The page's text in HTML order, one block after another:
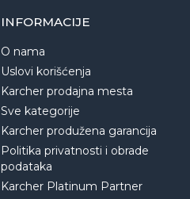
INFORMACIJE
O nama
Uslovi korišćenja
Karcher prodajna mesta
Sve kategorije
Karcher produžena garancija
Politika privatnosti i obrade
podataka
Karcher Platinum Partner